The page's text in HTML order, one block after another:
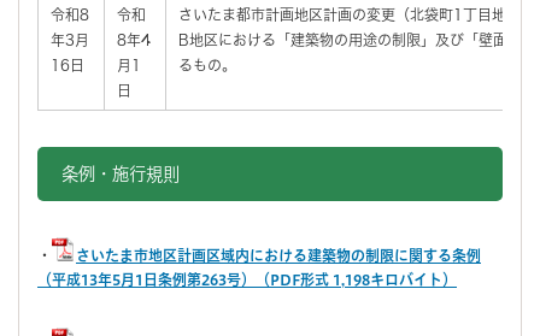
令和8
年3月
16日
令和
8年4
月1
日
さいたま都市計画地区計画の変更（北袋町1丁目地区
B地区における「建築物の用途の制限」及び「壁面の
るもの。
条例・施行規則
・
さいたま市地区計画区域内における建築物の制限に関する条例
（平成13年5月1日条例第263号）（PDF形式 1,198キロバイト）